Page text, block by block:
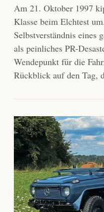
Am 21. Oktober 1997
Klasse beim Elchtest
Selbstverständnis eines
als peinliches PR-
Wendepunkt für die
Rückblick auf den Tag,